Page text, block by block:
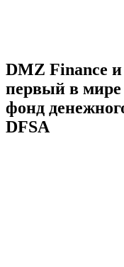
DMZ Finance
первый в
фонд
DFSA